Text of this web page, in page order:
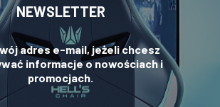
NEWSLETTER
adres e-mail, jeżeli chcesz
informacje o nowościach i
promocjach.